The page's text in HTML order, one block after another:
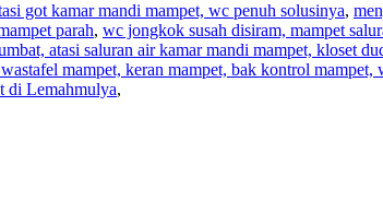
got kamar mandi mampet, wc penuh solusinya,
parah, wc jongkok susah disiram, mampet
atasi saluran air kamar mandi mampet, kloset
mampet, keran mampet, bak kontrol mampet,
di Lemahmulya,